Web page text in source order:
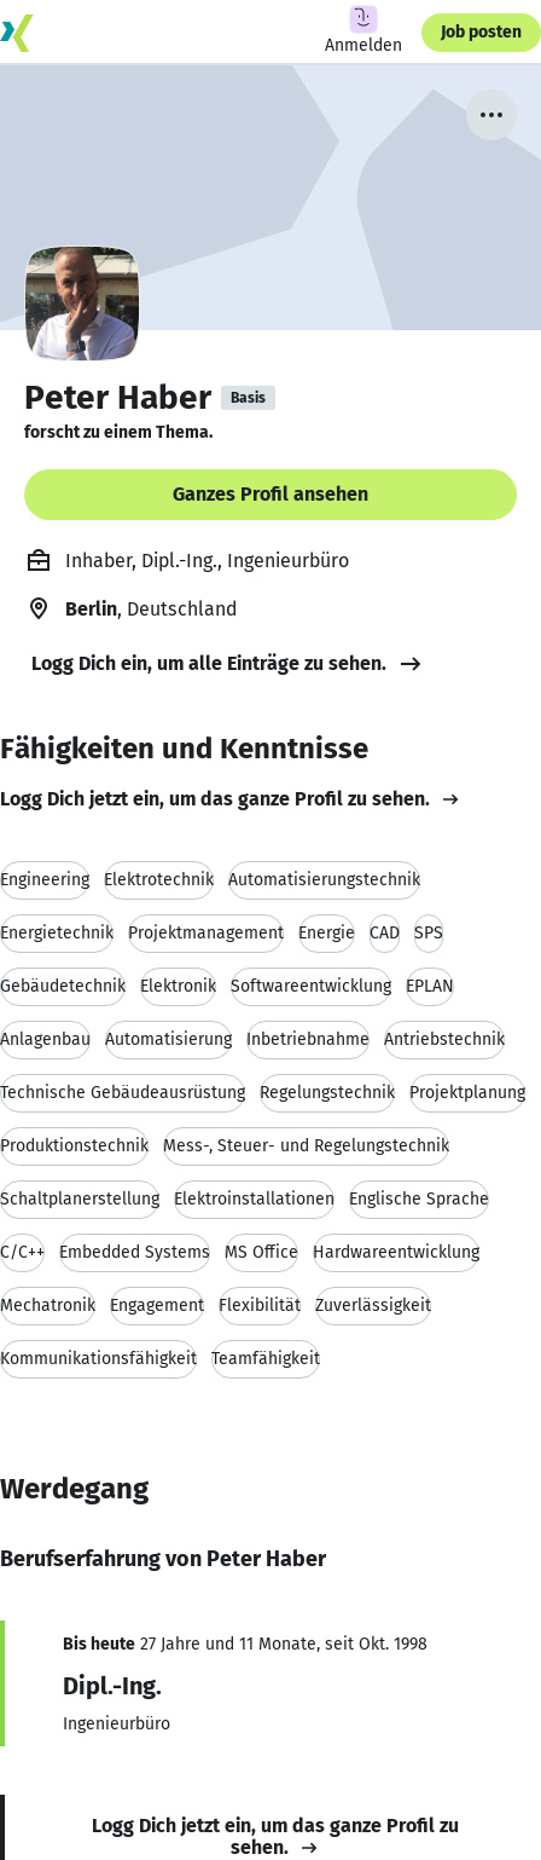
Anmelden
Job posten
Peter Haber Basis
forscht zu einem Thema.
Ganzes Profil ansehen
Inhaber, Dipl.-Ing., Ingenieurbüro
Berlin, Deutschland
Logg Dich ein, um alle Einträge zu sehen.
Fähigkeiten und Kenntnisse
Logg Dich jetzt ein, um das ganze Profil zu sehen.
Engineering Elektrotechnik Automatisierungstechnik
Energietechnik Projektmanagement Energie CAD SPS
Gebäudetechnik Elektronik Softwareentwicklung EPLAN
Anlagenbau Automatisierung Inbetriebnahme Antriebstechnik
Technische Gebäudeausrüstung Regelungstechnik Projektplanung
Produktionstechnik Mess-, Steuer- und Regelungstechnik
Schaltplanerstellung Elektroinstallationen Englische Sprache
C/C++ Embedded Systems MS Office Hardwareentwicklung
Mechatronik Engagement Flexibilität Zuverlässigkeit
Kommunikationsfähigkeit Teamfähigkeit
Werdegang
Berufserfahrung von Peter Haber
Bis heute 27 Jahre und 11 Monate, seit Okt. 1998
Dipl.-Ing.
Ingenieurbüro
Logg Dich jetzt ein, um das ganze Profil zu
sehen.